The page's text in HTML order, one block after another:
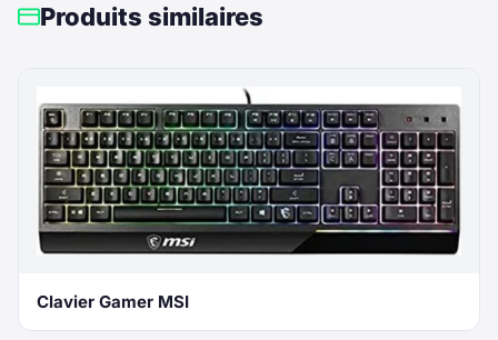
Produits similaires
Clavier Gamer MSI